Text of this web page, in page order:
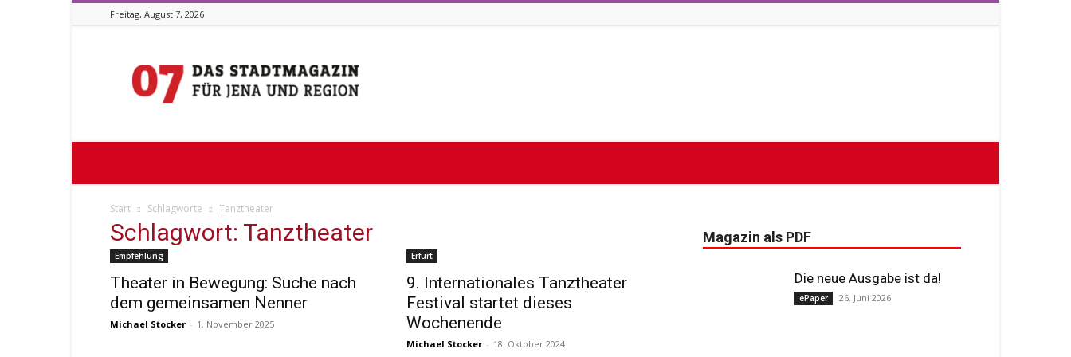
Freitag, August 7, 2026
07
Start Schlagworte Tanztheater
Schlagwort: Tanztheater
Empfehlung
Theater in Bewegung: Suche nach
dem gemeinsamen Nenner
Michael Stocker - 1. November 2025
Erfurt
9. Internationales Tanztheater
Festival startet dieses
Wochenende
Michael Stocker - 18. Oktober 2024
Magazin als PDF
Die neue Ausgabe ist da!
ePaper 26. Juni 2026